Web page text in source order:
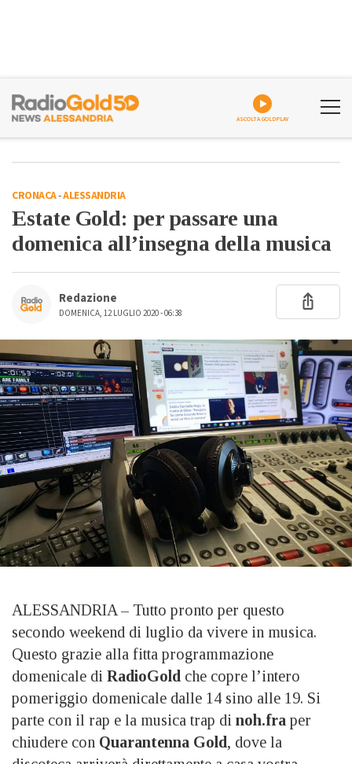
ASCOLTA GOLDPLAY
CRONACA-ALESSANDRIA
Estate Gold: per passare una
domenica all’insegna della musica
Redazione
DOMENICA, 12 LUGLIO 2020 - 06:38
ALESSANDRIA – Tutto pronto per questo
secondo weekend di luglio da vivere in musica.
Questo grazie alla fitta programmazione
domenicale di RadioGold che copre l’intero
pomeriggio domenicale dalle 14 sino alle 19. Si
parte con il rap e la musica trap di noh.fra per
chiudere con Quarantenna Gold, dove la